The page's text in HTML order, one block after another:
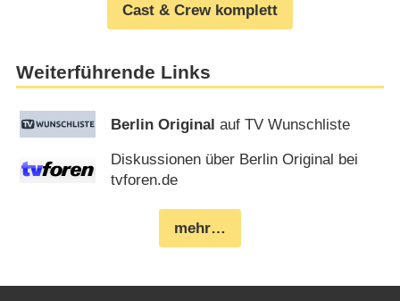
Cast & Crew komplett
Weiterführende Links
Berlin Original auf TV Wunschliste
Diskussionen über Berlin Original bei
tvforen.de
mehr…